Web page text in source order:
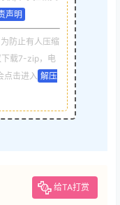
声明
防止有人压缩
下载7-zip，电
点击进入 解压
给TA打赏